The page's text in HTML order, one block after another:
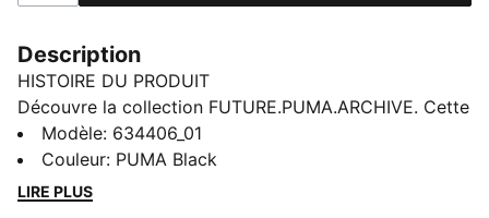
Description
HISTOIRE DU PRODUIT
Découvre la collection FUTURE.PUMA.ARCHIVE. Cette
ligne aux inspirations streetwear fusionne les codes
qui forment notre ADN et notre vision de l’avenir. À la
fois rétro et moderne, ce t-shirt est fait pour
Modèle: 634406_01
Couleur: PUMA Black
LIRE PLUS